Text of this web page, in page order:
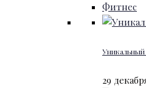
Фитнес
29